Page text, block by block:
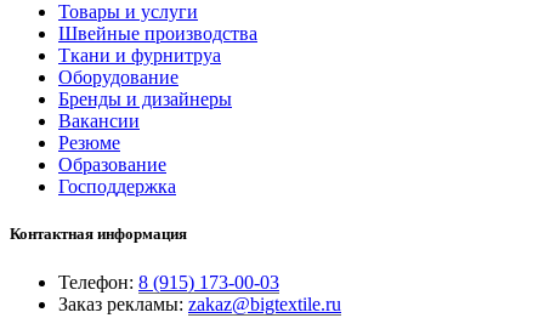
Товары и услуги
Швейные производства
Ткани и фурнитруа
Оборудование
Бренды и дизайнеры
Вакансии
Резюме
Образование
Господдержка
Контактная информация
Телефон: 8 (915) 173-00-03
Заказ рекламы: zakaz@bigtextile.ru